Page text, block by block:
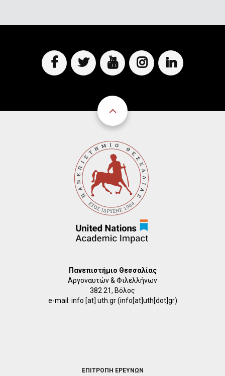
Πανεπιστήμιο Θεσσαλίας
Αργοναυτών & Φιλελλήνων
382 21, Βόλος
e-mail: info [at] uth.gr(info[at]uth[dot]gr)
ΕΠΙΤΡΟΠΗ ΕΡΕΥΝΩΝ